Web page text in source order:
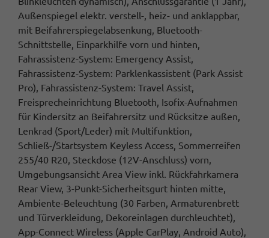
Außenspiegel elektr. verstell-, heiz- und anklappbar,
mit Beifahrerspiegelabsenkung, Bluetooth-
Schnittstelle, Einparkhilfe vorn und hinten,
Fahrassistenz-System: Emergency Assist,
Fahrassistenz-System: Parklenkassistent (Park Assist
Pro), Fahrassistenz-System: Travel Assist,
Freisprecheinrichtung Bluetooth, Isofix-Aufnahmen
für Kindersitz an Beifahrersitz und Rücksitze außen,
Lenkrad (Sport/Leder) mit Multifunktion,
Schließ-/Startsystem Keyless Access, Sommerreifen
255/40 R20, Steckdose (12V-Anschluss) vorn,
Umgebungsansicht Area View inkl. Rückfahrkamera
Rear View, 3-Punkt-Sicherheitsgurt hinten mitte,
Ambiente-Beleuchtung (30 Farben, Armaturenbrett
und Türverkleidung, Dekoreinlagen durchleuchtet),
App-Connect Wireless (Apple CarPlay, Android Auto),